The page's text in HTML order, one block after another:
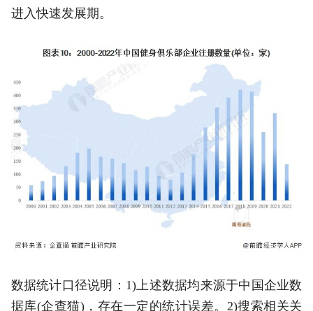
进入快速发展期。
数据统计口径说明：1)上述数据均来源于中国企业数
据库(企查猫)，存在一定的统计误差。2)搜索相关关